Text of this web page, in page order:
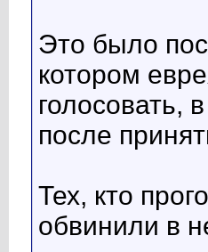
Это было
котором
голосовать,
после
Тех, кто
обвинили в